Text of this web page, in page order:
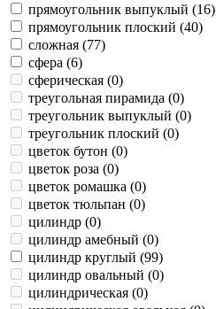
прямоугольник выпуклый (16)
прямоугольник плоский (40)
сложная (77)
сфера (6)
сферическая (0)
треугольная пирамида (0)
треугольник выпуклый (0)
треугольник плоский (0)
цветок бутон (0)
цветок роза (0)
цветок ромашка (0)
цветок тюльпан (0)
цилиндр (0)
цилиндр амебный (0)
цилиндр круглый (99)
цилиндр овальный (0)
цилиндрическая (0)